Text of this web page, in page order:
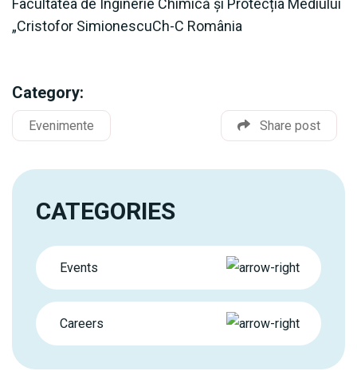
Category:
Evenimente Share post
CATEGORIES
Events
Careers